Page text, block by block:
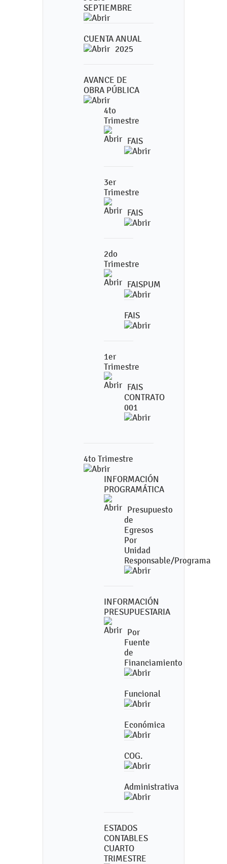
SEPTIEMBRE
CUENTA ANUAL
2025
AVANCE DE
OBRA PÚBLICA
4to
Trimestre
FAIS
3er
Trimestre
FAIS
2do
Trimestre
FAISPUM
FAIS
1er
Trimestre
FAIS
CONTRATO
001
4to Trimestre
INFORMACIÓN
PROGRAMÁTICA
Presupuesto
de
Egresos
Por
Unidad
Responsable/Programa
INFORMACIÓN
PRESUPUESTARIA
Por
Fuente
de
Financiamiento
Funcional
Económica
COG.
Administrativa
ESTADOS
CONTABLES
CUARTO
TRIMESTRE